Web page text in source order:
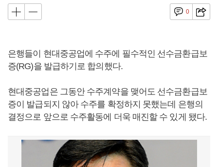
0
은행들이 현대중공업에 수주에 필수적인 선수금환급보
증(RG)을 발급하기로 합의했다.
현대중공업은 그동안 수주계약을 맺어도 선수금환급보
증이 발급되지 않아 수주를 확정하지 못했는데 은행의
결정으로 앞으로 수주활동에 더욱 매진할 수 있게 됐다.